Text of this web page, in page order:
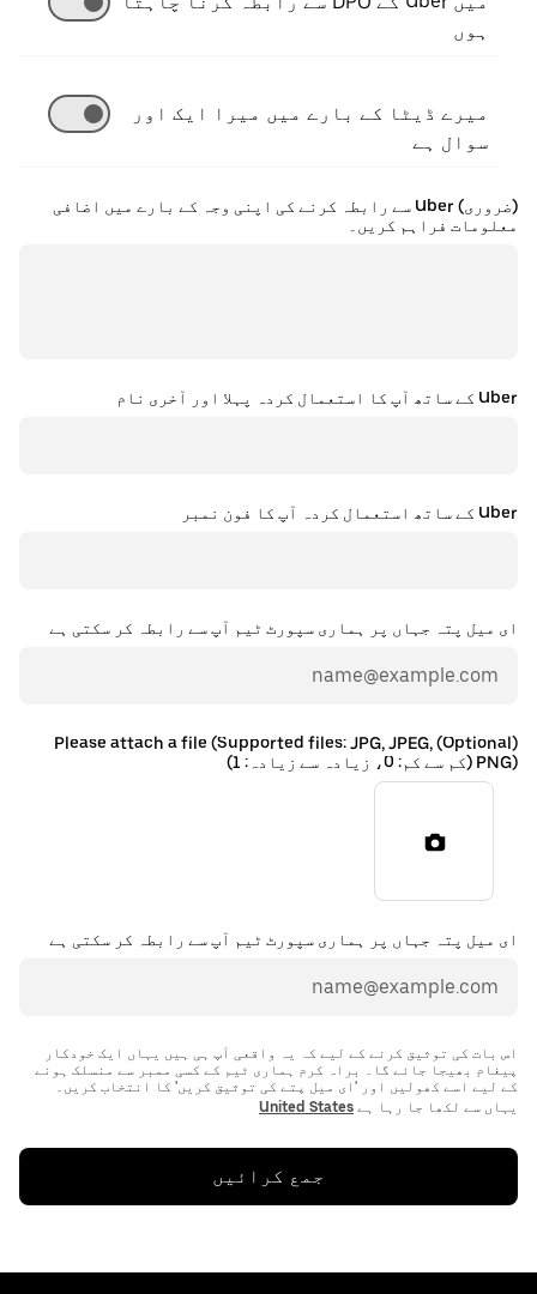
ہوں
میرے ڈیٹا کے بارے میں میرا ایک اور
سوال ہے
(ضروری) Uber سے رابطہ کرنے کی اپنی وجہ کے بارے میں اضافی
معلومات فراہم کریں۔
Uber کے ساتھ آپ کا استعمال کردہ پہلا اور آخری نام
Uber کے ساتھ استعمال کردہ آپ کا فون نمبر
ای میل پتہ جہاں پر ہماری سپورٹ ٹیم آپ سے رابطہ کر سکتی ہے
(Optional) Please attach a file (Supported files: JPG, JPEG,
PNG) (کم سے کم: 0، زیادہ سے زیادہ: 1)
ای میل پتہ جہاں پر ہماری سپورٹ ٹیم آپ سے رابطہ کر سکتی ہے
اس بات کی توثیق کرنے کے لیے کہ یہ واقعی آپ ہی ہیں یہاں ایک خودکار
پیغام بھیجا جائے گا۔ براہ کرم ہماری ٹیم کے کسی ممبر سے منسلک ہونے
یہاں سے لکھا جا رہا ہے United States
جمع کرائیں